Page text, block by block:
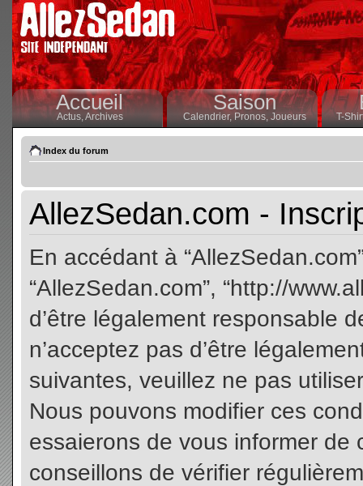
Accueil
Actus,Archives
Saison
Calendrier,Pronos, Joueurs T-
Index du forum
AllezSedan.com -
En accédant à
“AllezSedan.com”, “http://
d’être légalement responsable
n’acceptez pas d’être
suivantes, veuillez ne pas
Nous pouvons modifier ces
essaierons de vous informer
conseillons de vérifier